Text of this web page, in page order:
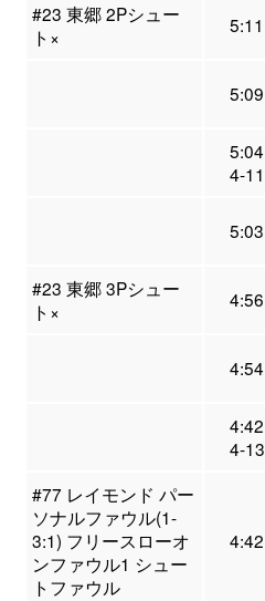
#23 東郷 2Pシュー
ト×
5:11
5:09
5:04
4-11
5:03
#23 東郷 3Pシュー
ト×
4:56
4:54
4:42
4-13
#77 レイモンド パー
ソナルファウル(1-
3:1) フリースローオ
ンファウル1 シュー
トファウル
4:42